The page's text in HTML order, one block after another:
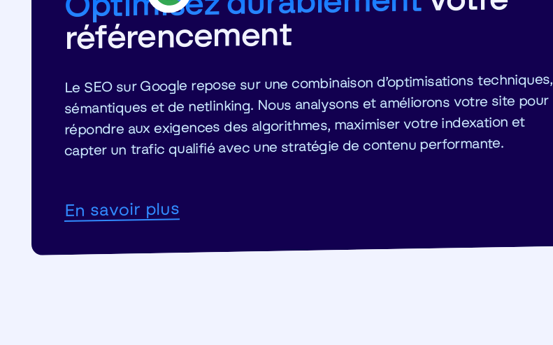
référencement
Le SEO sur Google repose sur une combinaison d’optimisations techniques,
sémantiques et de netlinking. Nous analysons et améliorons votre site pour
répondre aux exigences des algorithmes, maximiser votre indexation et
capter un trafic qualifié avec une stratégie de contenu performante.
En savoir plus